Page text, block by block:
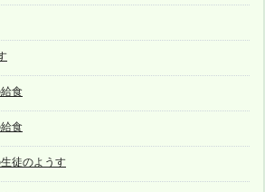
食
食
徒のようす